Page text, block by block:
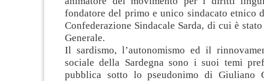
fondatore del primo e unico sindacato etnico
Confederazione Sindacale Sarda, di cui è
Generale.
Il sardismo, l’autonomismo ed il
sociale della Sardegna sono i suoi temi
pubblica sotto lo pseudonimo di Giuliano